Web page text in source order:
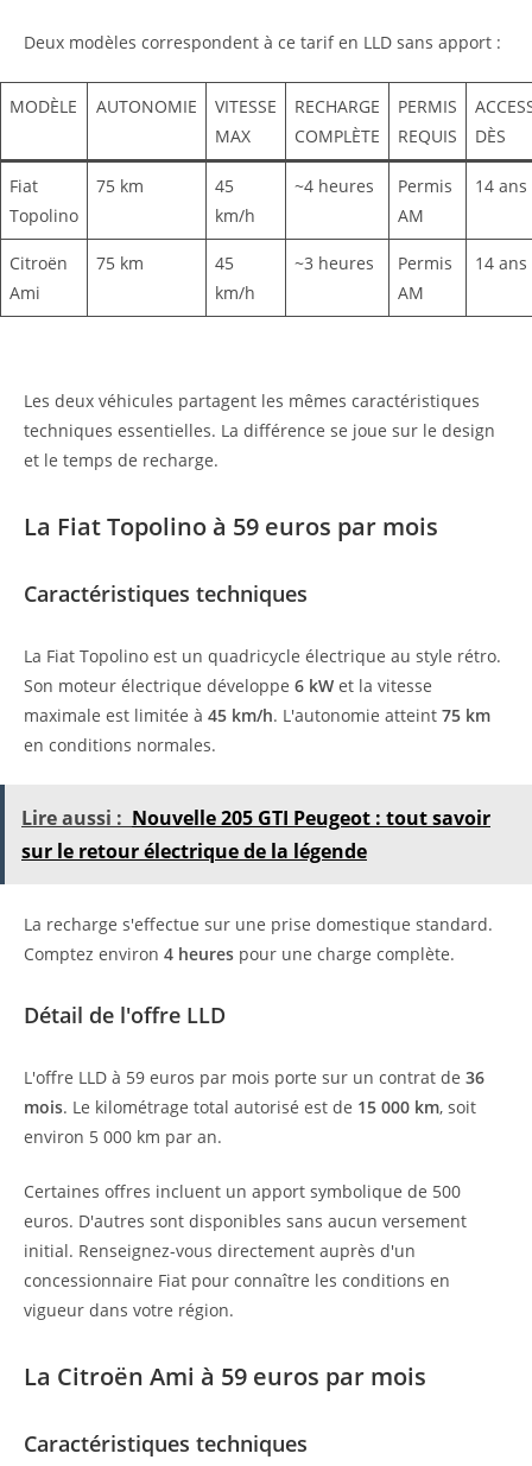
Deux modèles correspondent à ce tarif en LLD sans apport :
MODÈLE AUTONOMIE
VITESSE
MAX
RECHARGE
COMPLÈTE
PERMIS
REQUIS
DÈS
Fiat
Topolino
75 km
45
km/h
~4 heures
Permis
AM
14 ans
Citroën
Ami
75 km
45
km/h
~3 heures
Permis
AM
14 ans
Les deux véhicules partagent les mêmes caractéristiques
techniques essentielles. La différence se joue sur le design
et le temps de recharge.
La Fiat Topolino à 59 euros par mois
Caractéristiques techniques
La Fiat Topolino est un quadricycle électrique au style rétro.
Son moteur électrique développe 6 kW et la vitesse
maximale est limitée à 45 km/h. L'autonomie atteint 75 km
en conditions normales.
Lire aussi : Nouvelle 205 GTI Peugeot : tout savoir
sur le retour électrique de la légende
La recharge s'effectue sur une prise domestique standard.
Comptez environ 4 heures pour une charge complète.
Détail de l'offre LLD
L'offre LLD à 59 euros par mois porte sur un contrat de 36
mois. Le kilométrage total autorisé est de 15 000 km, soit
environ 5 000 km par an.
Certaines offres incluent un apport symbolique de 500
euros. D'autres sont disponibles sans aucun versement
initial. Renseignez-vous directement auprès d'un
concessionnaire Fiat pour connaître les conditions en
vigueur dans votre région.
La Citroën Ami à 59 euros par mois
Caractéristiques techniques